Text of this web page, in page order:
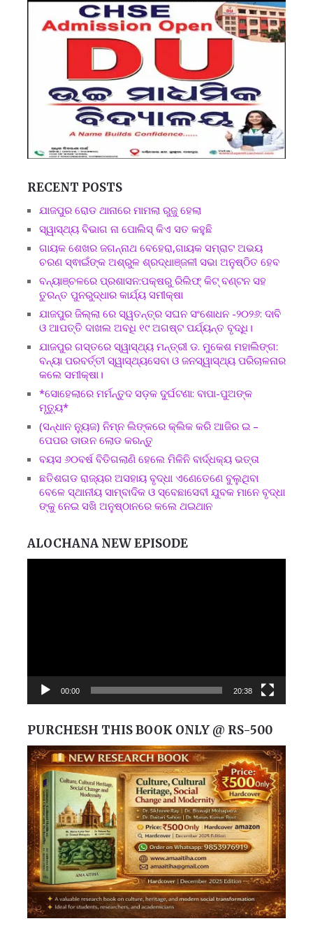
RECENT POSTS
ଯାଜପୁର ରୋଡ ଥାନାରେ ମାମଲା ରୁଜୁ ହେଲା
ସ୍ୱାସ୍ଥ୍ୟ ବିଭାଗ ନା ପୋଲିସ୍ କିଏ ସତ କହୁଛି
ଗାୟକ ଶେଖର ଜଗନ୍ନାଥ ବେହେରା,ଗାୟକ ସମ୍ରାଟ ଅଭୟ
ଚରଣ ସ୍ଵାଇଁଙ୍କ ଅଶ୍ରୁଳ ଶ୍ରଦ୍ଧାଞ୍ଜଳୀ ସଭା ଅନୁଷ୍ଠିତ ହେବ
ବନ୍ୟାଞ୍ଚଳରେ ପ୍ରଶାସନ:ପକ୍ଷରୁ ରିଲିଫ୍ କିଟ୍ ବଣ୍ଟନ ସହ
ତୁରନ୍ତ ପୁନରୁଦ୍ଧାର କାର୍ଯ୍ୟ ସମୀକ୍ଷା
ଯାଜପୁର ଜିଲ୍ଲା ରେ ସ୍ୱତନ୍ତ୍ର ସଘନ ସଂଶୋଧନ -୨୦୨୬: ଦାବି
ଓ ଆପତ୍ତି ଦାଖଲ ଅବଧି ୧୯ ଅଗଷ୍ଟ ପର୍ଯ୍ୟନ୍ତ ବୃଦ୍ଧି।
ଯାଜପୁର ଗସ୍ତରେ ସ୍ୱାସ୍ଥ୍ୟ ମନ୍ତ୍ରୀ ଡ. ମୁକେଶ ମହାଲିଙ୍ଗ:
ବନ୍ୟା ପରବର୍ତ୍ତୀ ସ୍ୱାସ୍ଥ୍ୟସେବା ଓ ଜନସ୍ୱାସ୍ଥ୍ୟ ପରିଚାଳନାର
କଲେ ସମୀକ୍ଷା।
*ସୋହେଲାରେ ମର୍ମନ୍ତୁଦ ସଡ଼କ ଦୁର୍ଘଟଣା: ବାପା-ପୁଅଙ୍କ
ମୃତ୍ୟୁ*
(ସନ୍ଧାନ ନ୍ୟୁଜ) ନିମ୍ନ ଲିଙ୍କରେ କ୍ଲିକ କରି ଆଜିର ଇ –
ପେପର ଡାଉନ ଲୋଡ କରନ୍ତୁ
ବୟସ ୬୦ବର୍ଷ ବିତିଗଲାଣି ହେଲେ ମିଳିନି ବାର୍ଦ୍ଧକ୍ୟ ଭତ୍ତା
ଛତିଶଗଡ ରାଜ୍ୟର ଅସହାୟ ବୃଦ୍ଧା ଏଣେତେଣେ ବୁଲୁଥିବା
ବେଳେ ସ୍ଥାନୀୟ ସାମ୍ବାଦିକ ଓ ସ୍ବେଛାସେବୀ ଯୁବକ ମାନେ ବୃଦ୍ଧା
ଙ୍କୁ ନେଇ ସଖି ଅନୁଷ୍ଠାନରେ କଲେ ଥଇଥାନ
ALOCHANA NEW EPISODE
00:00 20:38
PURCHESH THIS BOOK ONLY @ RS-500